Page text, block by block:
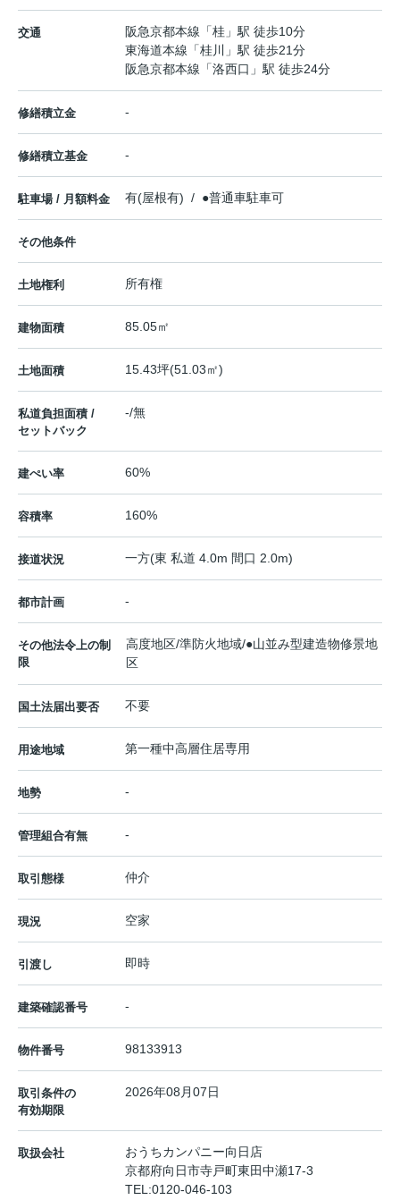
交通 阪急京都本線 「桂 」駅 徒歩10分
東海道本線 「桂川
」駅 徒歩21分
阪急京都本線 「洛西口 」駅 徒歩24分
修繕積立金 -
修繕積立基金 -
駐車場 / 月額料金 有(屋根有) / ●普通車駐車可
その他条件
土地権利 所有権
建物面積 85.05㎡
土地面積 15.43坪(51.03㎡)
私道負担面積 /
セットバック
-/無
建ぺい率 60%
容積率 160%
接道状況 一方(東 私道 4.0m 間口 2.0m)
都市計画 -
その他法令上の制
限
高度地区/準防火地域/●山並み型建造物修景地
区
国土法届出要否 不要
用途地域 第一種中高層住居専用
地勢 -
管理組合有無 -
取引態様 仲介
現況 空家
引渡し 即時
建築確認番号 -
物件番号 98133913
取引条件の
有効期限
2026年08月07日
取扱会社
おうちカンパニー向日店
京都府向日市寺戸町東田中瀬17-3
TEL:0120-046-103